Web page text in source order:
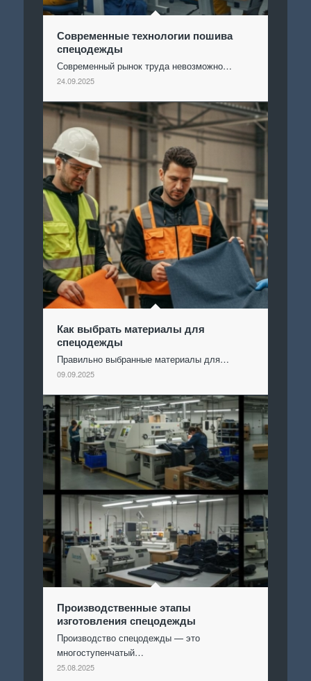
Современные технологии пошива
спецодежды
Современный рынок труда невозможно…
24.09.2025
Как выбрать материалы для
спецодежды
Правильно выбранные материалы для…
09.09.2025
Производственные этапы
изготовления спецодежды
Производство спецодежды — это
многоступенчатый…
25.08.2025